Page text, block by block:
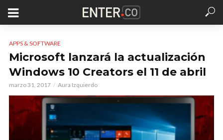
APPS & SOFTWARE
Microsoft lanzará la actualización
Windows 10 Creators el 11 de abril
marzo 31, 2017 Aura Izquierdo